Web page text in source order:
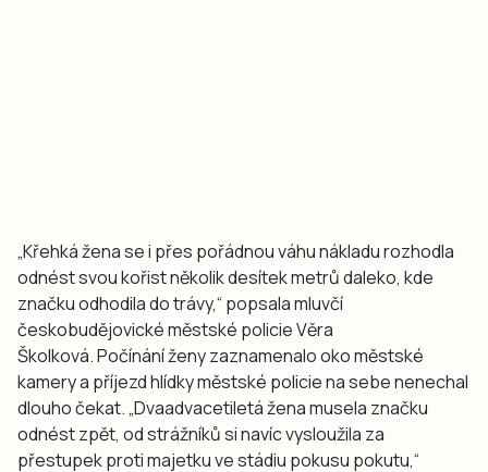
„Křehká žena se i přes pořádnou váhu nákladu rozhodla
odnést svou kořist několik desítek metrů daleko, kde
značku odhodila do trávy,“ popsala mluvčí
českobudějovické městské policie Věra
Školková. Počínání ženy zaznamenalo oko městské
kamery a příjezd hlídky městské policie na sebe nenechal
dlouho čekat. „Dvaadvacetiletá žena musela značku
odnést zpět, od strážníků si navíc vysloužila za
přestupek proti majetku ve stádiu pokusu pokutu,“